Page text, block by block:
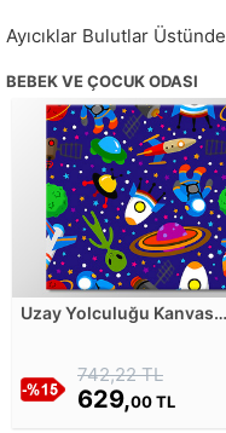
Ayıcıklar Bulutlar Üstünde
BEBEK VE ÇOCUK ODASI
Uzay Yolculuğu Kanvas
742,22 TL
629,00 TL